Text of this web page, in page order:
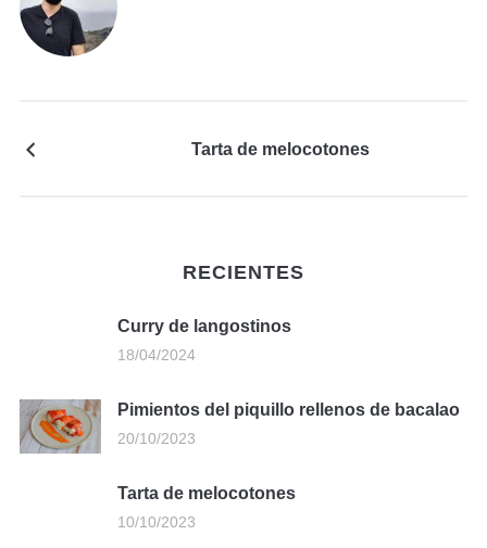
Tarta de melocotones
RECIENTES
Curry de langostinos
18/04/2024
Pimientos del piquillo rellenos de bacalao
20/10/2023
Tarta de melocotones
10/10/2023